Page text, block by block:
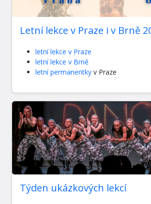
Letní lekce v Praze i v Brně
letní lekce v Praze
letní lekce v Brně
letní permanentky v Praze
Týden ukázkových lekcí